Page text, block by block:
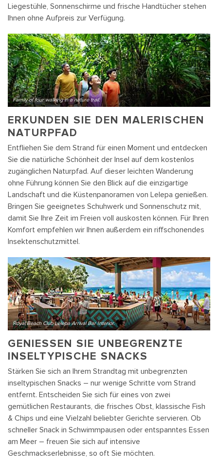
Liegestühle, Sonnenschirme und frische Handtücher stehen
Ihnen ohne Aufpreis zur Verfügung.
Family of four walking in a nature trail.
ERKUNDEN SIE DEN MALERISCHEN
NATURPFAD
Entfliehen Sie dem Strand für einen Moment und entdecken
Sie die natürliche Schönheit der Insel auf dem kostenlos
zugänglichen Naturpfad. Auf dieser leichten Wanderung
ohne Führung können Sie den Blick auf die einzigartige
Landschaft und die Küstenpanoramen von Lelepa genießen.
Bringen Sie geeignetes Schuhwerk und Sonnenschutz mit,
damit Sie Ihre Zeit im Freien voll auskosten können. Für Ihren
Komfort empfehlen wir Ihnen außerdem ein riffschonendes
Insektenschutzmittel.
Royal Beach Club Lelepa Arrival Bar Interior.
GENIESSEN SIE UNBEGRENZTE I
NSELTYPISCHE SNACKS
Stärken Sie sich an Ihrem Strandtag mit unbegrenzten
inseltypischen Snacks – nur wenige Schritte vom Strand
entfernt. Entscheiden Sie sich für eines von zwei
gemütlichen Restaurants, die frisches Obst, klassische Fish
& Chips und eine Vielzahl beliebter Gerichte servieren. Ob
schneller Snack in Schwimmpausen oder entspanntes Essen
am Meer – freuen Sie sich auf intensive
Geschmackserlebnisse, so oft Sie möchten.